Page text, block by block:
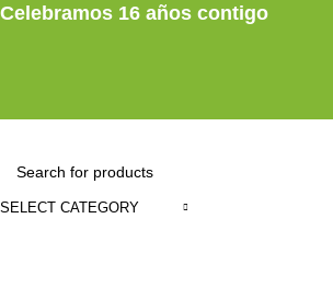
Celebramos 16 años contigo
SELECT CATEGORY